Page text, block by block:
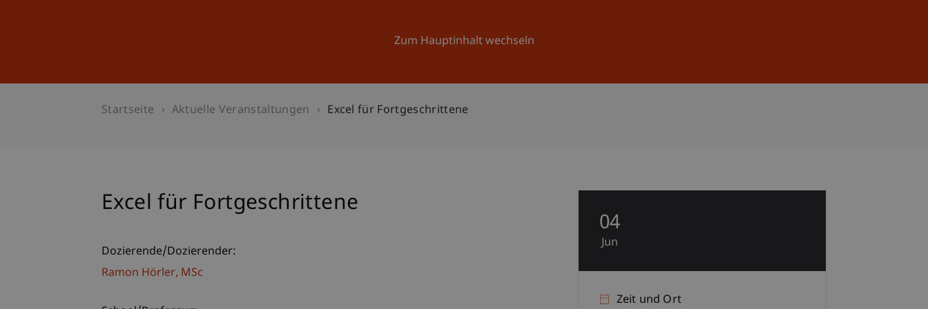
Zum Hauptinhalt wechseln
Universität Aktuelles
Startseite Aktuelle Veranstaltungen Excel für Fortgeschrittene
Excel für Fortgeschrittene
Dozierende/Dozierender:
Ramon Hörler MSc
04
Jun
Zeit und Ort